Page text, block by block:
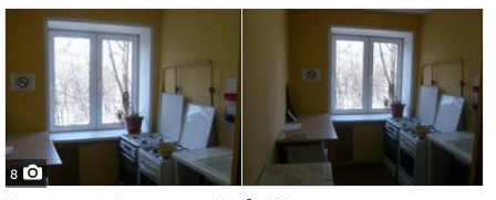
8